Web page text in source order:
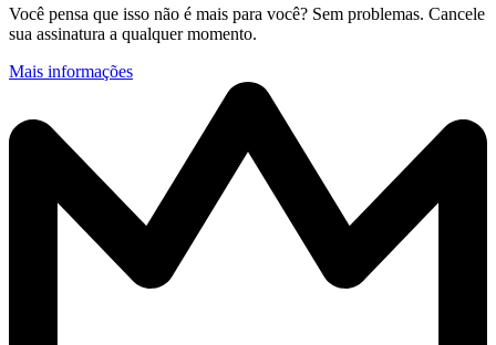
Você pensa que isso não é mais para você? Sem problemas. Cancele
sua assinatura a qualquer momento.
Mais informações